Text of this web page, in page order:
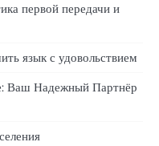
первой передачи и
язык с удовольствием
Надежный Партнёр